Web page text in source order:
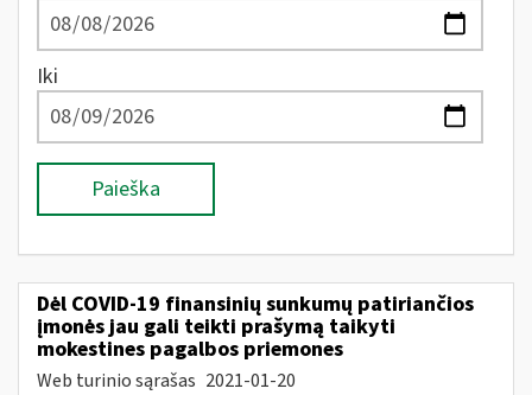
Iki
Paieška
Dėl COVID-19 finansinių sunkumų patiriančios
įmonės jau gali teikti prašymą taikyti
mokestines pagalbos priemones
Web turinio sąrašas 2021-01-20